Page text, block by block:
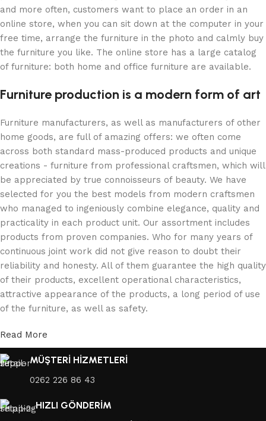
and more often, customers want to place an order in an
online store, when you can sit down at the computer in your
free time, arrange the furniture in the photo and calmly buy
the furniture you like. The online store has a large catalog
of furniture: both home and office furniture are available.
Furniture production is a modern form of art
Furniture manufacturers, as well as manufacturers of other
home goods, are full of amazing offers: we often come
across both standard mass-produced products and unique
creations - furniture from professional craftsmen, which will
be appreciated by true connoisseurs of beauty. We have
selected for you the best models from modern craftsmen
who managed to ingeniously combine elegance, quality and
practicality in each product unit. Our assortment includes
products from proven companies. Who for many years of
continuous joint work did not give reason to doubt their
reliability and honesty. All of them guarantee the high quality
of their products, excellent operational characteristics,
attractive appearance of the products, a long period of use
of the furniture, as well as safety.
Read More
MÜŞTERİ HİZMETLERİ
0262 226 86 43
HIZLI GÖNDERİM